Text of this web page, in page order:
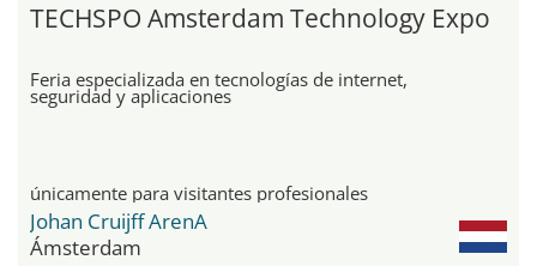
TECHSPO Amsterdam Technology Expo
Feria especializada en tecnologías de internet,
seguridad y aplicaciones
únicamente para visitantes profesionales
Johan Cruijff ArenA
Ámsterdam